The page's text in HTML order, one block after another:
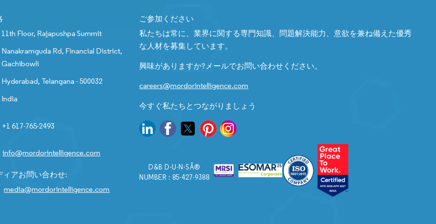
11th Floor, Rajapushpa Summit
Nanakramguda Rd, Financial District,
Gachibowli
Hyderabad, Telangana - 500032
India
+1 617-765-2493
info@mordorintelligence.com
ィアお問い合わせ:
media@mordorintelligence.com
ご参加ください
私たちは常に、業界に関する専門知識、問題解決能力、意欲を兼ね備えた優秀
な人材を募集しています。
興味がありますか?メールでお問い合わせください。
careers@mordorintelligence.com
今すぐ私たちとつながりましょう
D&B D-U-N-SÂ®
NUMBER : 85-427-9388